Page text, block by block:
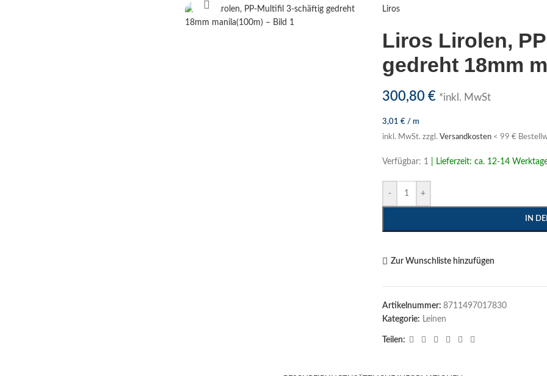
Klick zum Vergrößern
Liros
Liros Lirolen,
gedreht 18mm
300,80 € *inkl. MwSt
3,01 €/ m
inkl. MwSt. zzgl. Versandkosten< 99 €
Verfügbar: 1 | Lieferzeit: ca. 12-14
- +
IN
Zur Wunschliste hinzufügen
Artikelnummer: 8711497017830
Kategorie: Leinen
Teilen: